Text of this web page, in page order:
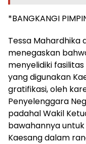
*BANGKANGI
Tessa
menegaskan
menyelidiki
yang digunakan
gratifikasi, oleh
Penyelenggara
padahal Wakil
bawahannya
Kaesang dalam